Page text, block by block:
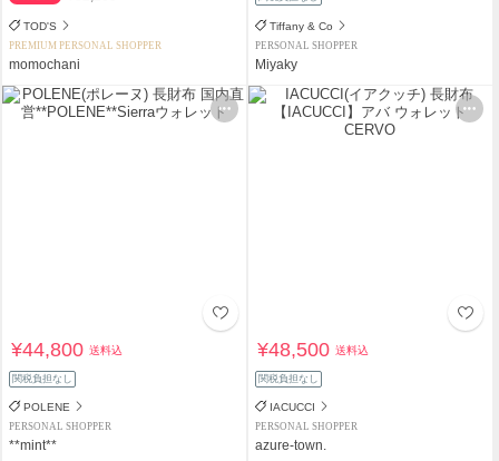
TOD'S
PREMIUM PERSONAL SHOPPER
momochani
Tiffany & Co
PERSONAL SHOPPER
Miyaky
¥44,800送料込
関税負担なし
POLENE
PERSONAL SHOPPER
**mint**
¥48,500送料込
関税負担なし
IACUCCI
PERSONAL SHOPPER
azure-town.